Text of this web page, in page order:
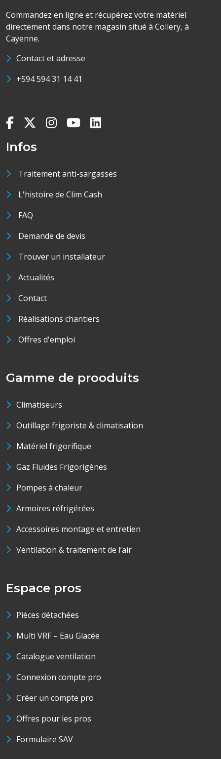
Commandez en ligne et récupérez votre matériel
directement dans notre magasin situé à Collery, à
Cayenne.
Contact et adresse
+594 594 31 14 41
Infos
Traitement anti-sargasses
L'histoire de Clim Cash
FAQ
Demande de devis
Trouver un installateur
Actualités
Contact
Réalisations chantiers
Offres d'emploi
Gamme de prooduits
Climatiseurs
Outillage frigoriste & climatisation
Matériel frigorifique
Gaz Fluides Frigorigènes
Pompes à chaleur
Armoires réfrigérées
Accessoires montage et entretien
Ventilation & traitement de l’air
Espace pros
Pièces détachées
Multi VRF – Eau Glacée
Catalogue ventilation
Connexion compte pro
Créer un compte pro
Offres pour les pros
Formulaire SAV